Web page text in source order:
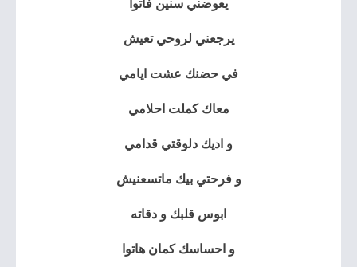
يعوضني سنين فاتوا
يرجعني لروحي تعيش
في حضنك عشت ايامي
معاك كملت احلامي
و اديك دلوقتي قدامي
و فرحتي بيك ماتسعنيش
ابوس قلبك و دقاته
و احساسك كمان هاتوا